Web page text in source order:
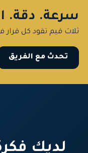
سرعة. دقة.
ثلاث قيم تقود كل
تحدث مع الفريق
لديك